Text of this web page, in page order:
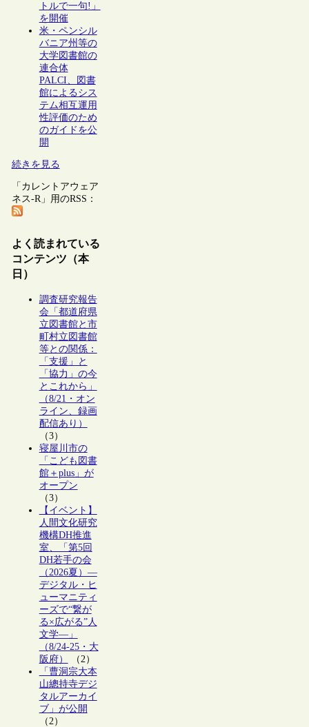
トルで一句!」
を開催
米・ペンシル
バニア州等の
大学図書館の
連合体
PALCI、図書
館によるシス
テム相互運用
性評価のため
のガイドを公
開
続きを見る
「カレントアウェア
ネス-R」用のRSS：
よく読まれている
コンテンツ（本
日）
調査研究報告
会「都道府県
立図書館と市
町村立図書館
等との関係：
「支援」と
「協力」の今
とこれから」
（8/21・オン
ライン、録画
配信あり）
（3）
寝屋川市の
「こども図書
館＋plus」が
オープン
（3）
【イベント】
人間文化研究
機構DH推進
室、「第5回
DH若手の会
（2026夏）―
デジタル・ヒ
ューマニティ
ーズで“繋が
る×広がる”人
文学―」
（8/24-25・大
阪府）
（2）
「曹洞宗大本
山總持寺デジ
タルアーカイ
ブ」が公開
（2）